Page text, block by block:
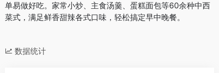
单易做好吃。家常小炒、主食汤羹、蛋糕面包等60余种中西
菜式，满足鲜香甜辣各式口味，轻松搞定早中晚餐。
数据统计